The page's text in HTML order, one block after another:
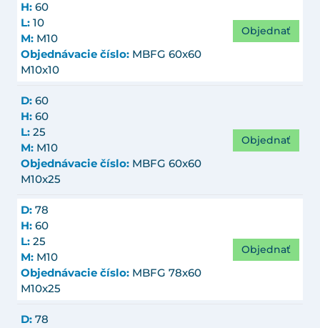
H: 60
L: 10
M: M10
Objednávacie číslo: MBFG 60x60
M10x10
Objednať
D: 60
H: 60
L: 25
M: M10
Objednávacie číslo: MBFG 60x60
M10x25
Objednať
D: 78
H: 60
L: 25
M: M10
Objednávacie číslo: MBFG 78x60
M10x25
Objednať
D: 78